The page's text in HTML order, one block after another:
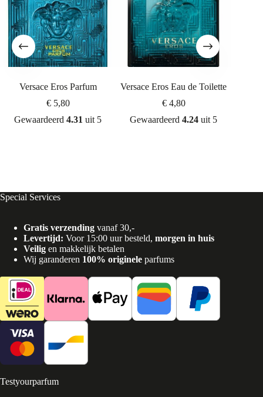
Versace Eros Parfum
€5,80
Gewaardeerd4.31 uit 5
Versace Eros Eau de Toilette
€4,80
Gewaardeerd4.24 uit 5
Special Services
Gratis verzending vanaf 30,-
Levertijd: Voor 15:00 uur besteld, morgen in huis
Veilig en makkelijk betalen
Wij garanderen 100% originele parfums
Testyourparfum